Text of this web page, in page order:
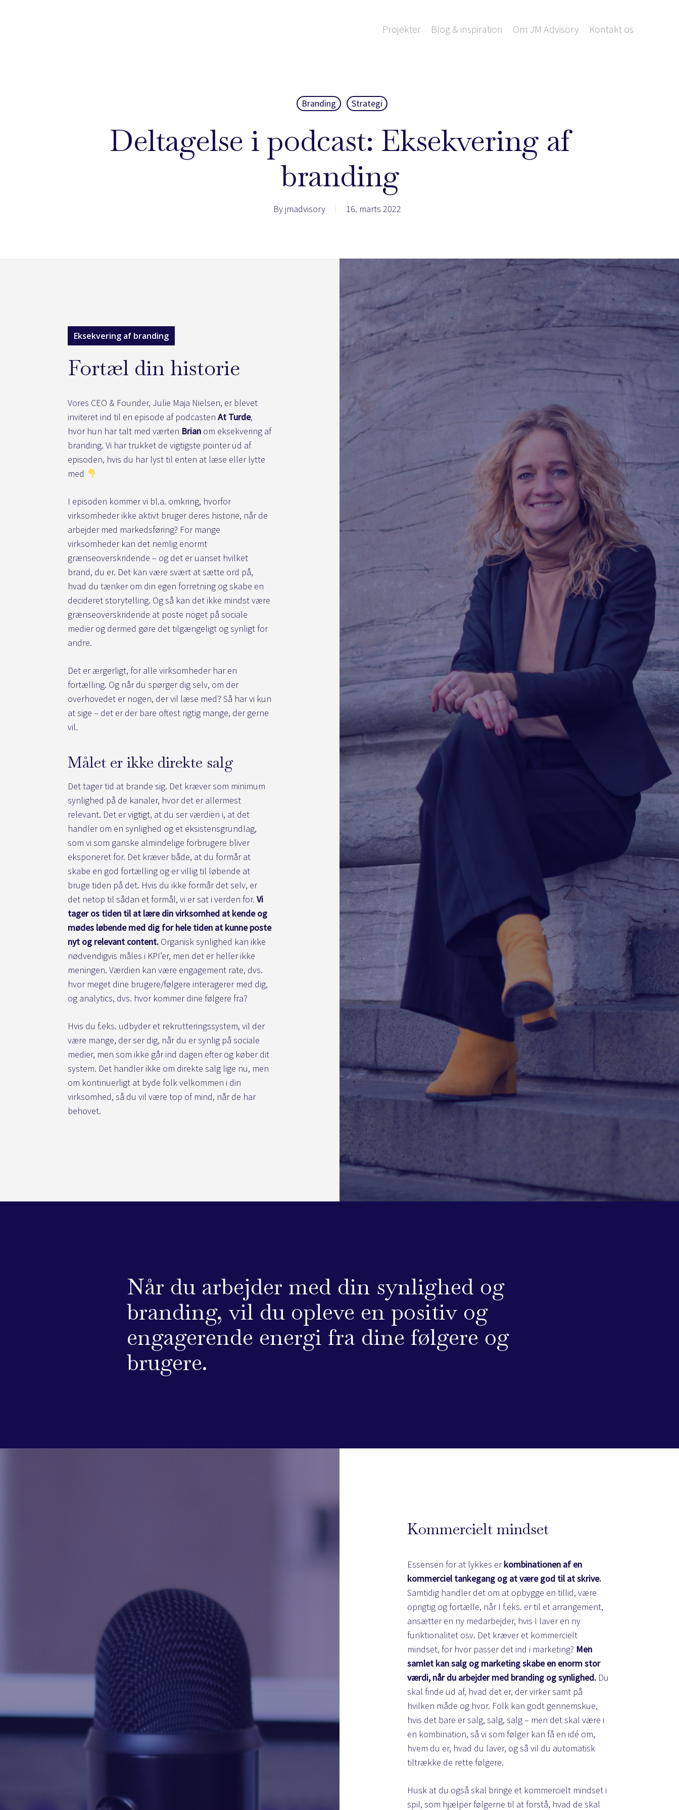
Projekter Blog & inspiration Om JM Advisory Kontakt os
Branding Strategi
Deltagelse i podcast: Eksekvering af
branding
By jmadvisory 16. marts 2022
Eksekvering af branding
Fortæl din historie
Vores CEO & Founder, Julie Maja Nielsen, er blevet
inviteret ind til en episode af podcastenAt Turde,
hvor hun har talt med værten Brian om eksekvering af
branding. Vi har trukket de vigtigste pointer ud af
episoden, hvis du har lyst til enten at læse eller lytte
med
I episoden kommer vi bl.a. omkring, hvorfor
virksomheder ikke aktivt bruger deres historie, når de
arbejder med markedsføring? For mange
virksomheder kan det nemlig enormt
grænseoverskridende – og det er uanset hvilket
brand, du er. Det kan være svært at sætte ord på,
hvad du tænker om din egen forretning og skabe en
decideret storytelling. Og så kan det ikke mindst være
grænseoverskridende at poste noget på sociale
medier og dermed gøre det tilgængeligt og synligt for
andre.
Det er ærgerligt, for alle virksomheder har en
fortælling. Og når du spørger dig selv, om der
overhovedet er nogen, der vil læse med? Så har vi kun
at sige – det er der bare oftest rigtig mange, der gerne
vil.
Målet er ikke direkte salg
Det tager tid at brande sig. Det kræver som minimum
synlighed på de kanaler, hvor det er allermest
relevant. Det er vigtigt, at du ser værdien i, at det
handler om en synlighed og et eksistensgrundlag,
som vi som ganske almindelige forbrugere bliver
eksponeret for. Det kræver både, at du formår at
skabe en god fortælling og er villig til løbende at
bruge tiden på det. Hvis du ikke formår det selv, er
det netop til sådan et formål, vi er sat i verden for.Vi
tager os tiden til at lære din virksomhed at kende og
mødes løbende med dig for hele tiden at kunne poste
nyt og relevant content. Organisk synlighed kan ikke
nødvendigvis måles i KPI’er, men det er heller ikke
meningen. Værdien kan være engagement rate, dvs.
hvor meget dine brugere/følgere interagerer med dig,
og analytics, dvs. hvor kommer dine følgere fra?
Hvis du f.eks. udbyder et rekrutteringssystem, vil der
være mange, der ser dig, når du er synlig på sociale
medier, men som ikke går ind dagen efter og køber dit
system. Det handler ikke om direkte salg lige nu, men
om kontinuerligt at byde folk velkommen i din
virksomhed, så du vil være top of mind, når de har
behovet.
Når du arbejder med din synlighed og
branding, vil du opleve en positiv og
engagerende energi fra dine følgere og
brugere.
Kommercielt mindset
Essensen for at lykkes erkombinationen af en
kommerciel tankegang og at være god til at skrive.
Samtidig handler det om at opbygge en tillid, være
oprigtig og fortælle, når I f.eks. er til et arrangement,
ansætter en ny medarbejder, hvis I laver en ny
funktionalitet osv. Det kræver et kommercielt
mindset, for hvor passer det ind i marketing? Men
samlet kan salg og marketing skabe en enorm stor
værdi, når du arbejder med branding og synlighed. Du
skal finde ud af, hvad det er, der virker samt på
hvilken måde og hvor. Folk kan godt gennemskue,
hvis det bare er salg, salg, salg – men det skal være i
en kombination, så vi som følger kan få en idé om,
hvem du er, hvad du laver, og så vil du automatisk
tiltrække de rette følgere.
Husk at du også skal bringe et kommercielt mindset i
spil, som hjælper følgerne til at forstå, hvad de skal